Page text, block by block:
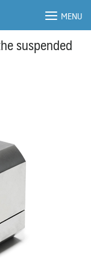
MENU
suspended